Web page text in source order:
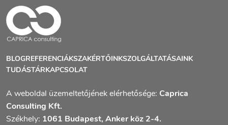
BLOGREFERENCIÁKSZAKÉRTŐINKSZOLGÁLTATÁSAINK
TUDÁSTÁRKAPCSOLAT
A weboldal üzemeltetőjének elérhetősége: Caprica
Consulting Kft.
Székhely: 1061 Budapest, Anker köz 2-4.